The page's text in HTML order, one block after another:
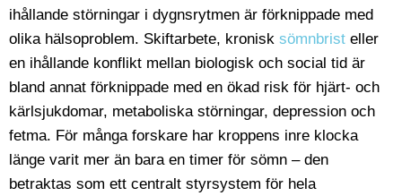
ihållande störningar i dygnsrytmen är förknippade med
olika hälsoproblem. Skiftarbete, kronisk sömnbrist eller
en ihållande konflikt mellan biologisk och social tid är
bland annat förknippade med en ökad risk för hjärt- och
kärlsjukdomar, metaboliska störningar, depression och
fetma. För många forskare har kroppens inre klocka
länge varit mer än bara en timer för sömn – den
betraktas som ett centralt styrsystem för hela